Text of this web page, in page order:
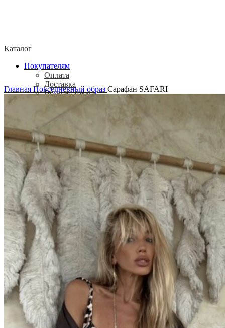
Каталог
Покупателям
Оплата
Доставка
Возврат товара
Политика конфиденциальности
Согласие посетителя сайта на обработку
персональных данных
О нас
Контакты
Магазины
Отзывы
О бренде ADELOVE
Главная Повседневный образ Сарафан SAFARI